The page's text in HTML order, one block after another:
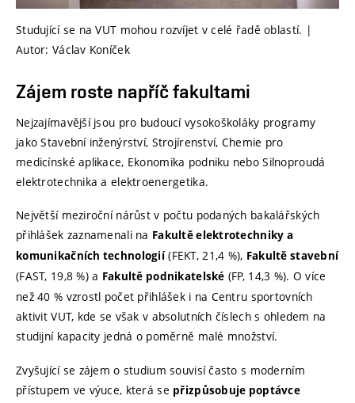
Studující se na VUT mohou rozvíjet v celé řadě oblastí. |
Autor: Václav Koníček
Zájem roste napříč fakultami
Nejzajímavější jsou pro budoucí vysokoškoláky programy
jako Stavební inženýrství, Strojírenství, Chemie pro
medicínské aplikace, Ekonomika podniku nebo Silnoproudá
elektrotechnika a elektroenergetika.
Největší meziroční nárůst v počtu podaných bakalářských
přihlášek zaznamenali na Fakultě elektrotechniky a
komunikačních technologií (FEKT, 21,4 %), Fakultě stavební
(FAST, 19,8 %) a Fakultě podnikatelské (FP, 14,3 %). O více
než 40 % vzrostl počet přihlášek i na Centru sportovních
aktivit VUT, kde se však v absolutních číslech s ohledem na
studijní kapacity jedná o poměrně malé množství.
Zvyšující se zájem o studium souvisí často s moderním
přístupem ve výuce, která se přizpůsobuje poptávce